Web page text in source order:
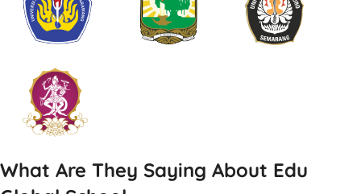
What Are They Saying About Edu